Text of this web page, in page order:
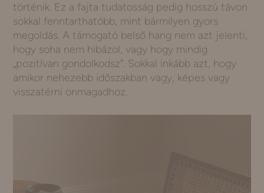
történik. Ez a fajta tudatosság pedig hosszú távon
sokkal fenntarthatóbb, mint bármilyen gyors
megoldás. A támogató belső hang nem azt jelenti,
hogy soha nem hibázol, vagy hogy mindig
„pozitívan gondolkodsz”. Sokkal inkább azt, hogy
amikor nehezebb időszakban vagy, képes vagy
visszatérni önmagadhoz.